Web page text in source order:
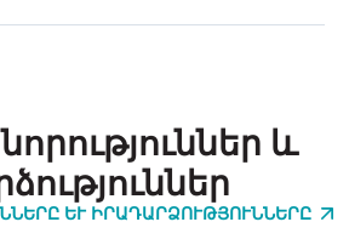
և
ԵՒ ԻՐԱԴԱՐՁՈՒԹՅՈՒՆՆԵՐԸ